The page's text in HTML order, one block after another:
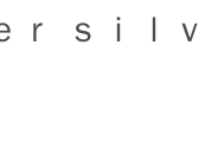
ｒ ｓｉｌ